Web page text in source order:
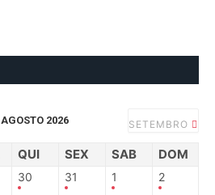
AGOSTO 2026 SETEMBRO
QUI SEX SAB DOM
30 31 1 2